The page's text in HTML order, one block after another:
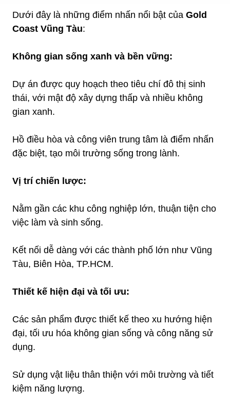
Dưới đây là những điểm nhấn nổi bật của Gold
Coast Vũng Tàu:
Không gian sống xanh và bền vững:
Dự án được quy hoạch theo tiêu chí đô thị sinh
thái, với mật độ xây dựng thấp và nhiều không
gian xanh.
Hồ điều hòa và công viên trung tâm là điểm nhấn
đặc biệt, tạo môi trường sống trong lành.
Vị trí chiến lược:
Nằm gần các khu công nghiệp lớn, thuận tiện cho
việc làm và sinh sống.
Kết nối dễ dàng với các thành phố lớn như Vũng
Tàu, Biên Hòa, TP.HCM.
Thiết kế hiện đại và tối ưu:
Các sản phẩm được thiết kế theo xu hướng hiện
đại, tối ưu hóa không gian sống và công năng sử
dụng.
Sử dụng vật liệu thân thiện với môi trường và tiết
kiệm năng lượng.